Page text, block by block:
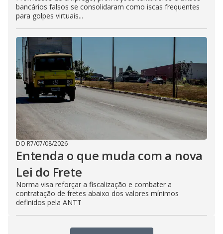
bancários falsos se consolidaram como iscas frequentes
para golpes virtuais...
DO R7/07/08/2026
Entenda o que muda com a nova
Lei do Frete
Norma visa reforçar a fiscalização e combater a
contratação de fretes abaixo dos valores mínimos
definidos pela ANTT